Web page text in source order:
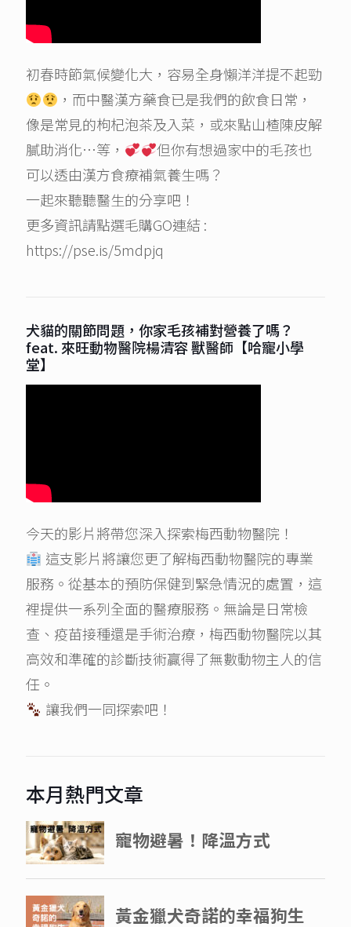
初春時節氣候變化大，容易全身懶洋洋提不起勁
，而中醫漢方藥食已是我們的飲食日常，
像是常見的枸杞泡茶及入菜，或來點山楂陳皮解
膩助消化…等，
但你有想過家中的毛孩也
可以透由漢方食療補氣養生嗎？
一起來聽聽醫生的分享吧！
更多資訊請點選毛購GO連結 :
https://pse.is/5mdpjq
犬貓的關節問題，你家毛孩補對營養了嗎？
feat. 來旺動物醫院楊清容 獸醫師【哈寵小學
堂】
今天的影片將帶您深入探索梅西動物醫院！
這支影片將讓您更了解梅西動物醫院的專業
服務。從基本的預防保健到緊急情況的處置，這
裡提供一系列全面的醫療服務。無論是日常檢
查、疫苗接種還是手術治療，梅西動物醫院以其
高效和準確的診斷技術贏得了無數動物主人的信
任。
讓我們一同探索吧！
本月熱門文章